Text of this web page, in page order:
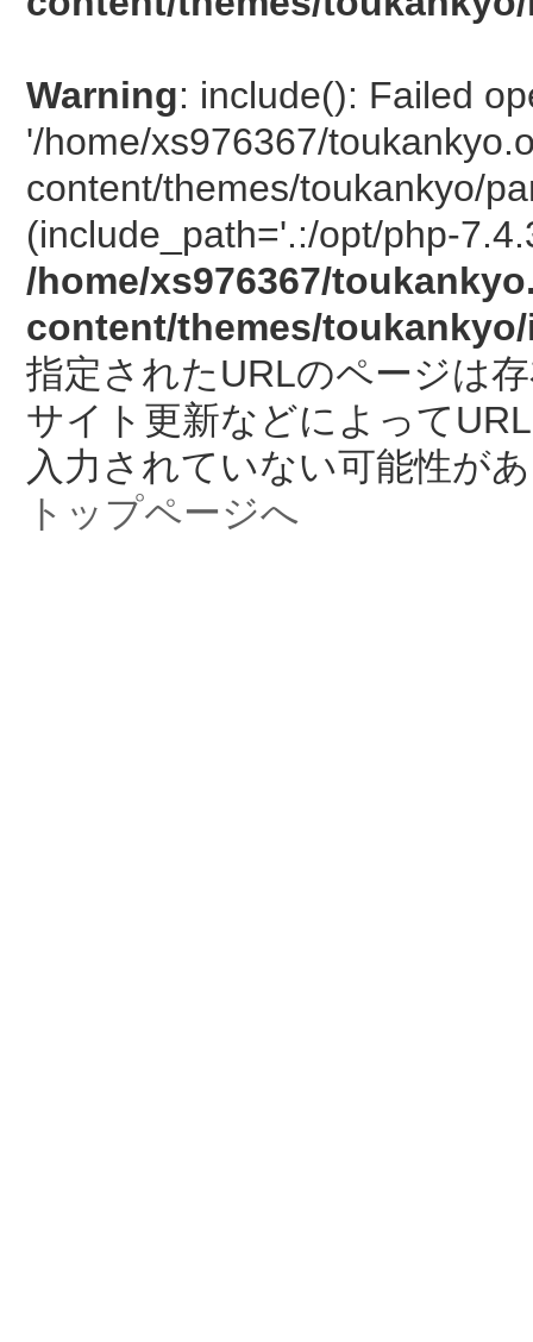
Warning: include(): Failed
'/home/xs976367/
content/themes/toukankyo/
(include_path='.:/opt/php-
/home/xs976367/
content/themes/
指定されたURLのページは
サイト更新などによって
入力されていない可能性が
トップページへ